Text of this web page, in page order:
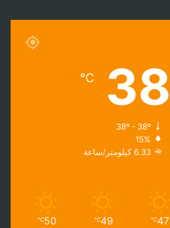
38
℃
38º - 38º
15%
6.33 كيلومتر/ساعة
47
℃
49
℃
50
℃